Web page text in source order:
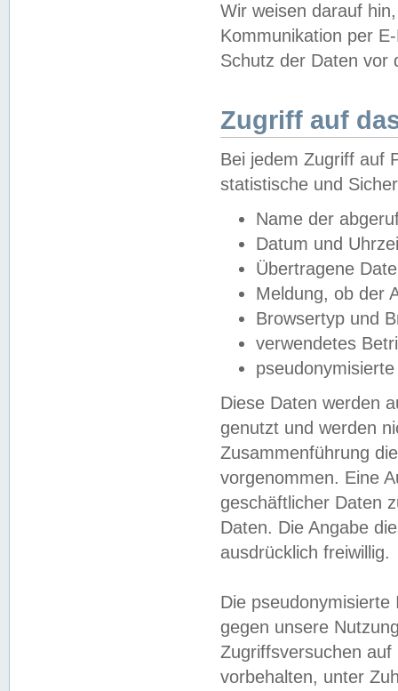
Wir weisen darauf
Kommunikation per
Schutz der Daten vor
Zugriff auf
Bei jedem Zugriff auf
statistische und
Name der
Datum und
Übertragene
Meldung, ob der
Browsertyp und
verwendetes
Diese Daten werden
genutzt und werden
Zusammenführung
vorgenommen. Eine
geschäftlicher Daten
Daten. Die Angabe
ausdrücklich freiwillig.
Die
gegen unsere
Zugriffsversuchen
vorbehalten, unter